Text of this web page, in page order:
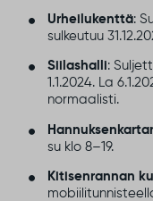
Urheilukenttä:
sulkeutuu
Siilashalli :
1.1.2024. La
normaalisti.
su klo 8–19.
Kitisenrannan